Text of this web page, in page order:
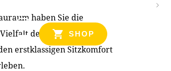
SHOP
haben Sie die
der Produkte zu
erstklassigen Sitzkomfort